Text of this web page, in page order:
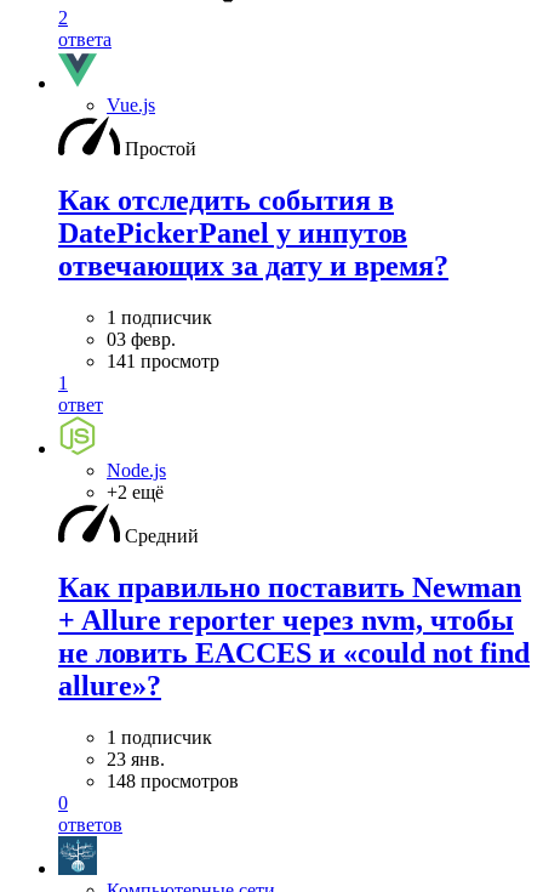
2
ответа
Vue.js
Простой
Как отследить события в
DatePickerPanel у инпутов
отвечающих за дату и время?
1 подписчик
03 февр.
141 просмотр
1
ответ
Node.js
+2 ещё
Средний
Как правильно поставить Newman
+ Allure reporter через nvm, чтобы
не ловить EACCES и «could not find
allure»?
1 подписчик
23 янв.
148 просмотров
0
ответов